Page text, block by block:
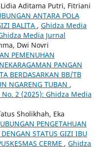
Aditama Putri, Fitriani
ANTARA POLA
BALITA , Ghidza Media
Media Jurnal
Dwi Novri
PEMENUHAN
PANGAN
BERDASARKAN BB/TB
NGARENG TUBAN ,
2 (2025): Ghidza Media
Sholikhah, Eka
PENGETAHUAN
STATUS GIZI IBU
CERME , Ghidza